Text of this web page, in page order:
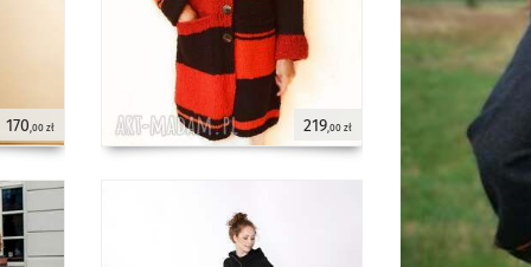
170,00 zł 219,00 zł